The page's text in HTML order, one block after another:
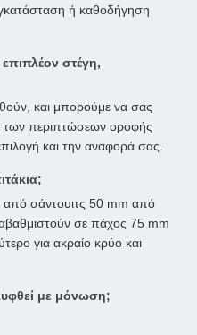
ή καθοδήγηση
στέγη,
και μπορούμε να σας
των περιπτώσεων οροφής
και την αναφορά σας.
από σάντουιτς 50 mm από
σε πάχος 75 mm
για ακραίο κρύο και
με μόνωση;